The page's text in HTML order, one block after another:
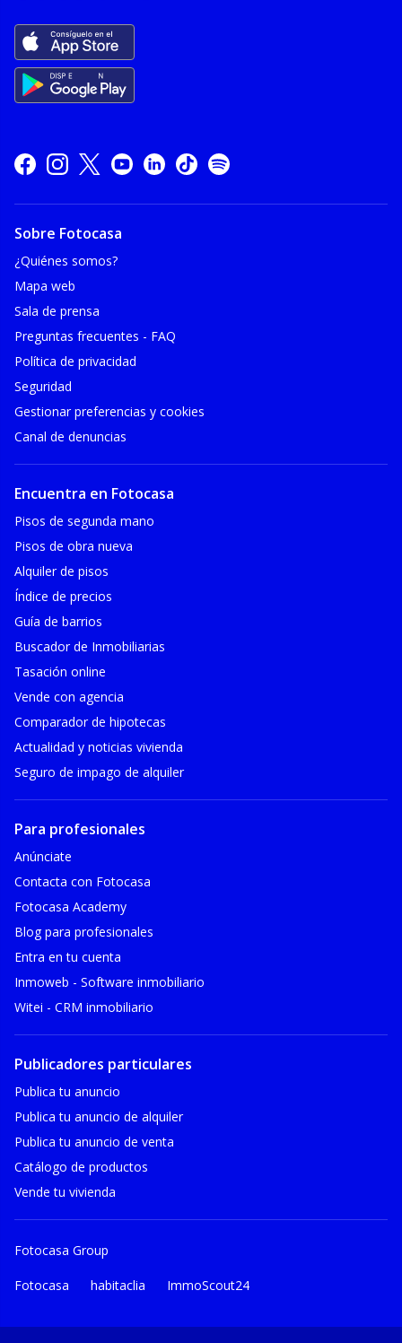
Sobre Fotocasa
¿Quiénes somos?
Mapa web
Sala de prensa
Preguntas frecuentes - FAQ
Política de privacidad
Seguridad
Gestionar preferencias y cookies
Canal de denuncias
Encuentra en Fotocasa
Pisos de segunda mano
Pisos de obra nueva
Alquiler de pisos
Índice de precios
Guía de barrios
Buscador de Inmobiliarias
Tasación online
Vende con agencia
Comparador de hipotecas
Actualidad y noticias vivienda
Seguro de impago de alquiler
Para profesionales
Anúnciate
Contacta con Fotocasa
Fotocasa Academy
Blog para profesionales
Entra en tu cuenta
Inmoweb - Software inmobiliario
Witei - CRM inmobiliario
Publicadores particulares
Publica tu anuncio
Publica tu anuncio de alquiler
Publica tu anuncio de venta
Catálogo de productos
Vende tu vivienda
Fotocasa Group
Fotocasa habitaclia ImmoScout24